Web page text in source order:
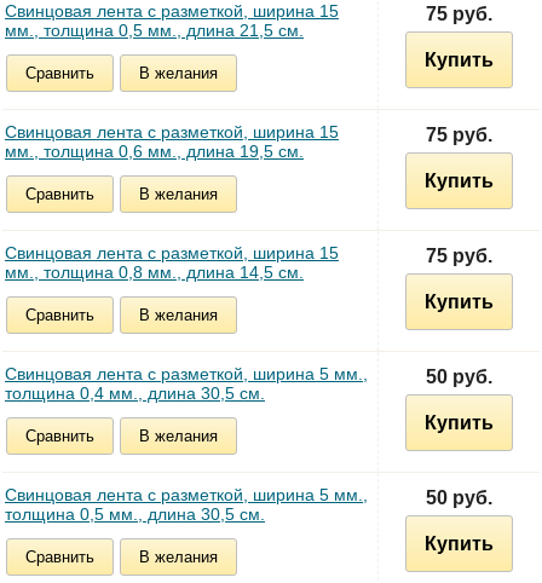
Свинцовая лента с разметкой, ширина 15
мм., толщина 0,5 мм., длина 21,5 см.
Сравнить В желания
75 руб.
Купить
Свинцовая лента с разметкой, ширина 15
мм., толщина 0,6 мм., длина 19,5 см.
Сравнить В желания
75 руб.
Купить
Свинцовая лента с разметкой, ширина 15
мм., толщина 0,8 мм., длина 14,5 см.
Сравнить В желания
75 руб.
Купить
Свинцовая лента с разметкой, ширина 5 мм.,
толщина 0,4 мм., длина 30,5 см.
Сравнить В желания
50 руб.
Купить
Свинцовая лента с разметкой, ширина 5 мм.,
толщина 0,5 мм., длина 30,5 см.
Сравнить В желания
50 руб.
Купить